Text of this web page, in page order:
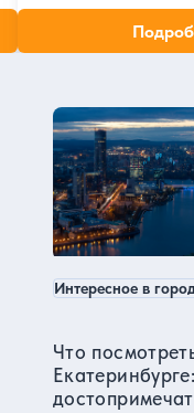
Что
Интересное в